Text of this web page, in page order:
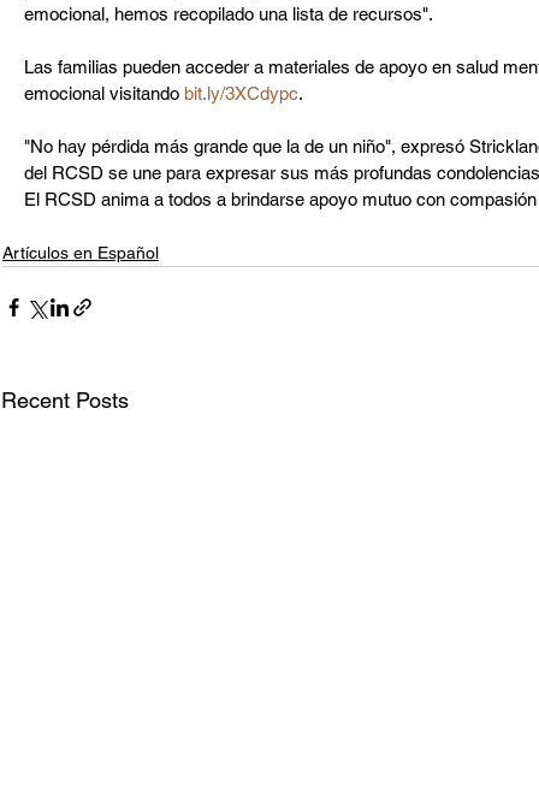
emocional, hemos recopilado una lista de recursos".
Las familias pueden acceder a materiales de apoyo en salud
emocional visitando bit.ly/3XCdypc.
"No hay pérdida más grande que la de un niño", expresó
del RCSD se une para expresar sus más profundas
El RCSD anima a todos a brindarse apoyo mutuo con
Artículos en Español
Recent Posts